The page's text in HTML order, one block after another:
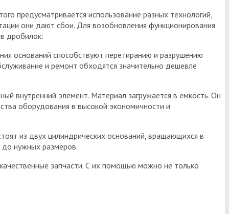
предусматривается использование разных технологий,
они дают сбои. Для возобновления функционирования
дробилок:
оснований способствуют перетиранию и разрушению
и ремонт обходятся значительно дешевле
внутренний элемент. Материал загружается в емкость. Он
оборудования в высокой экономичности и
из двух цилиндрических оснований, вращающихся в
до нужных размеров.
запчасти. С их помощью можно не только